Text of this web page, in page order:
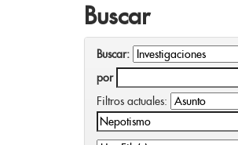
Buscar
Buscar:
por
Filtros actuales: